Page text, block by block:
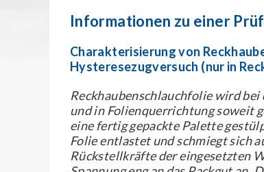
Informationen zu einer
Charakterisierung von
Hysteresezugversuch (nur in
Reckhaubenschlauchfolie wird
und in Folienquerrichtung soweit
eine fertig gepackte Palette
Folie entlastet und schmiegt sich
Rückstellkräfte der eingesetzten